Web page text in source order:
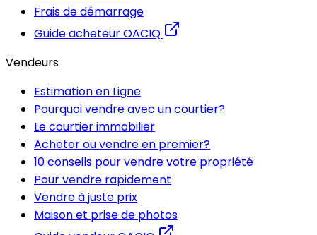
Frais de démarrage
Guide acheteur OACIQ
Vendeurs
Estimation en Ligne
Pourquoi vendre avec un courtier?
Le courtier immobilier
Acheter ou vendre en premier?
10 conseils pour vendre votre propriété
Pour vendre rapidement
Vendre à juste prix
Maison et prise de photos